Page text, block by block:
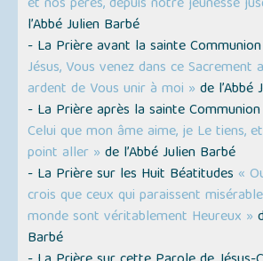
l’Abbé Julien Barbé
- La Prière avant la sainte Communion
Jésus, Vous venez dans ce Sacrement
ardent de Vous unir à moi » de l’Abbé
- La Prière après la sainte Communion
Celui que mon âme aime, je Le tiens,
point aller » de l’Abbé Julien Barbé
- La Prière sur les Huit Béatitudes «
crois que ceux qui paraissent
monde sont véritablement Heureux »
Barbé